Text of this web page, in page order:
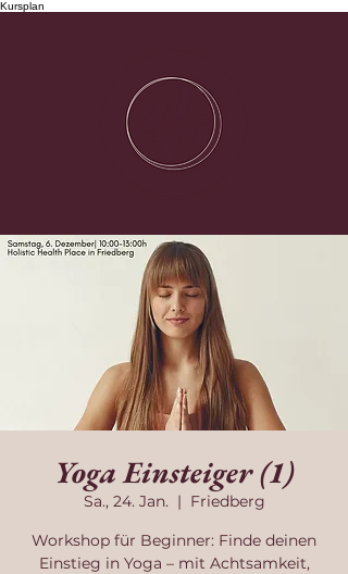
Kursplan
Yoga Einsteiger (1)
Sa., 24. Jan.
  |
Friedberg
Workshop für Beginner: Finde deinen
Einstieg in Yoga – mit Achtsamkeit,